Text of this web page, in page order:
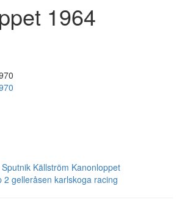
1964
Källström Kanonloppet
2 gelleråsen karlskoga racing